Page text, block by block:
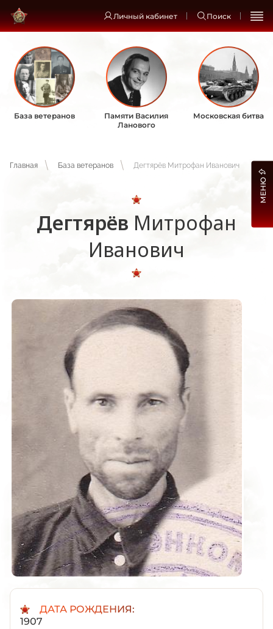
Личный кабинет Поиск
База ветеранов
Памяти Василия
Ланового
Московская битва
Главная База ветеранов Дегтярёв Митрофан Иванович
Дегтярёв Митрофан
Иванович
ДАТА РОЖДЕНИЯ:
1907
МЕНЮ